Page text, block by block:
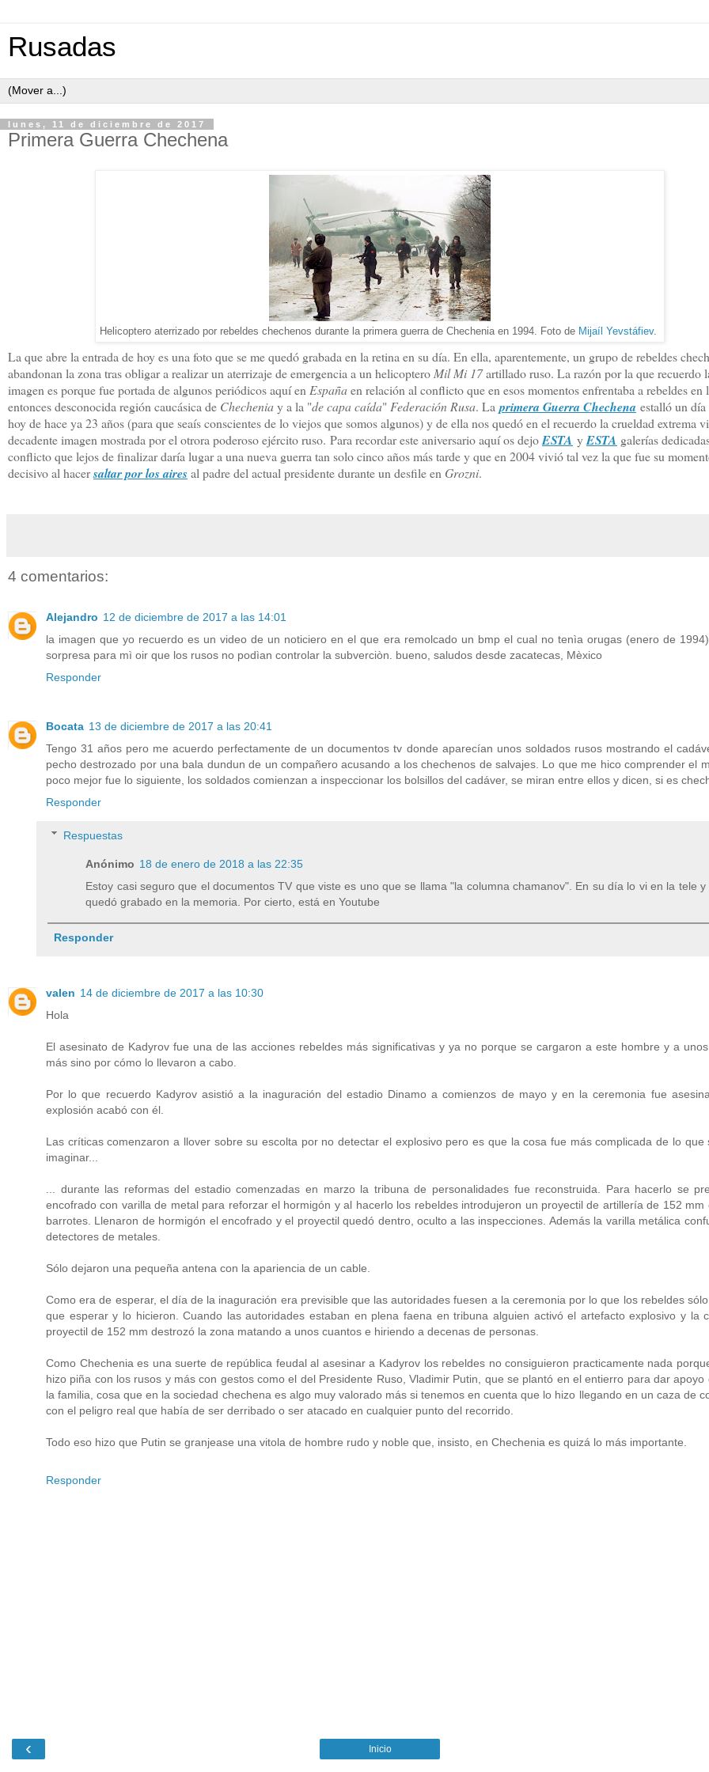
Rusadas
lunes, 11 de diciembre de 2017
Primera Guerra Chechena
Helicoptero aterrizado por rebeldes chechenos durante la primera guerra de Chechenia en 1994. Foto de Mijaíl Yevstáfiev.
La que abre la entrada de hoy es una foto que se me quedó grabada en la retina en su día. En ella, aparentemente, un grupo de rebeldes
abandonan la zona tras obligar a realizar un aterrizaje de emergencia a un helicoptero Mil Mi 17artillado ruso. La razón por la que recuerdo
imagen es porque fue portada de algunos periódicos aquí en Españaen relación al conflicto que en esos momentos enfrentaba a rebeldes en
entonces desconocida región caucásica de Checheniay a la "de capa caída" Federación Rusa. La primera Guerra Chechena estalló un
hoy de hace ya 23 años (para que seaís conscientes de lo viejos que somos algunos) y de ella nos quedó en el recuerdo la crueldad extrema
decadente imagen mostrada por el otrora poderoso ejército ruso. Para recordar este aniversario aquí os dejoESTA yESTA galerías
conflicto que lejos de finalizar daría lugar a una nueva guerra tan solo cinco años más tarde y que en 2004 vivió tal vez la que fue su
decisivo al hacersaltar por los airesal padre del actual presidente durante un desfile en Grozni.
4 comentarios:
Alejandro 12 de diciembre de 2017 a las 14:01
la imagen que yo recuerdo es un video de un noticiero en el que era remolcado un bmp el cual no tenìa orugas (enero de
sorpresa para mì oir que los rusos no podìan controlar la subverciòn. bueno, saludos desde zacatecas, Mèxico
Responder
Bocata 13 de diciembre de 2017 a las 20:41
Tengo 31 años pero me acuerdo perfectamente de un documentos tv donde aparecían unos soldados rusos mostrando el
pecho destrozado por una bala dundun de un compañero acusando a los chechenos de salvajes. Lo que me hico comprender el
poco mejor fue lo siguiente, los soldados comienzan a inspeccionar los bolsillos del cadáver, se miran entre ellos y dicen, si es
Responder
Respuestas
Anónimo 18 de enero de 2018 a las 22:35
Estoy casi seguro que el documentos TV que viste es uno que se llama "la columna chamanov". En su día lo vi en la tele y
quedó grabado en la memoria. Por cierto, está en Youtube
Responder
valen 14 de diciembre de 2017 a las 10:30
Hola
El asesinato de Kadyrov fue una de las acciones rebeldes más significativas y ya no porque se cargaron a este hombre y a
más sino por cómo lo llevaron a cabo.
Por lo que recuerdo Kadyrov asistió a la inaguración del estadio Dinamo a comienzos de mayo y en la ceremonia fue
explosión acabó con él.
Las críticas comenzaron a llover sobre su escolta por no detectar el explosivo pero es que la cosa fue más complicada de lo que
imaginar...
... durante las reformas del estadio comenzadas en marzo la tribuna de personalidades fue reconstruida. Para hacerlo se
encofrado con varilla de metal para reforzar el hormigón y al hacerlo los rebeldes introdujeron un proyectil de artillería de 152 mm
barrotes. Llenaron de hormigón el encofrado y el proyectil quedó dentro, oculto a las inspecciones. Además la varilla metálica
detectores de metales.
Sólo dejaron una pequeña antena con la apariencia de un cable.
Como era de esperar, el día de la inaguración era previsible que las autoridades fuesen a la ceremonia por lo que los rebeldes
que esperar y lo hicieron. Cuando las autoridades estaban en plena faena en tribuna alguien activó el artefacto explosivo y la
proyectil de 152 mm destrozó la zona matando a unos cuantos e hiriendo a decenas de personas.
Como Chechenia es una suerte de república feudal al asesinar a Kadyrov los rebeldes no consiguieron practicamente nada
hizo piña con los rusos y más con gestos como el del Presidente Ruso, Vladimir Putin, que se plantó en el entierro para dar apoyo
la familia, cosa que en la sociedad chechena es algo muy valorado más si tenemos en cuenta que lo hizo llegando en un caza de
con el peligro real que había de ser derribado o ser atacado en cualquier punto del recorrido.
Todo eso hizo que Putin se granjease una vitola de hombre rudo y noble que, insisto, en Chechenia es quizá lo más importante.
Responder
‹ Inicio